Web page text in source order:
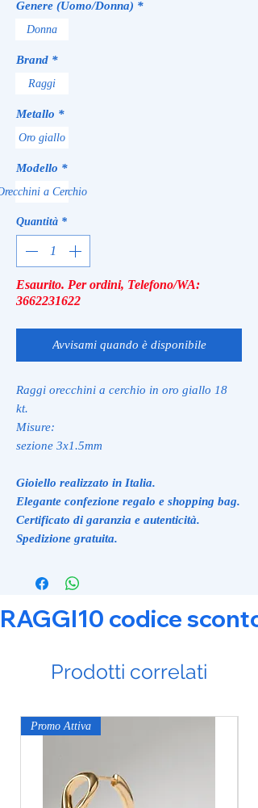
Genere (Uomo/Donna) *
Donna
Brand *
Raggi
Metallo *
Oro giallo
Modello *
a Cerchio
Quantità *
Esaurito. Per ordini, Telefono/WA:
3662231622
Avvisami quando è disponibile
Raggi orecchini a cerchio in oro giallo 18
kt.
Misure:
sezione 3x1.5mm
Gioiello realizzato in Italia.
Elegante confezione regalo e shopping bag.
Certificato di garanzia e autenticità.
Spedizione gratuita.
RAGGI10 codice
Prodotti correlati
Promo Attiva